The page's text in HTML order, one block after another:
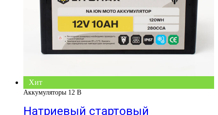
Хит
Аккумуляторы 12 В
Натриевый стартовый